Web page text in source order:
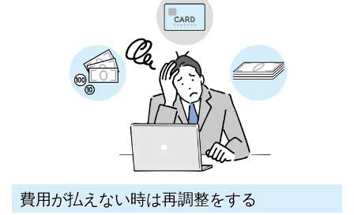
費用が払えない時は再調整をする